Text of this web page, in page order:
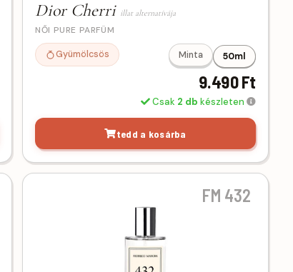
Dior Cherri illat alternatívája
NŐI PURE PARFÜM
Gyümölcsös Minta 50ml
9.490 Ft
Csak 2 db készleten
tedd a kosárba
FM 432